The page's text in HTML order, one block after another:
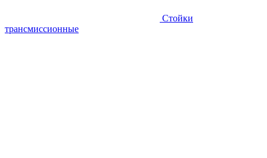
Стойки
трансмиссионные